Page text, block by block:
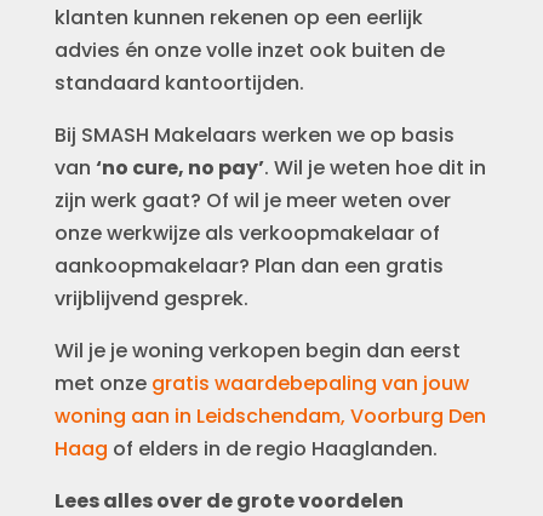
klanten kunnen rekenen op een eerlijk
advies én onze volle inzet ook buiten de
standaard kantoortijden.
Bij SMASH Makelaars werken we op basis
van ‘no cure, no pay’. Wil je weten hoe dit in
zijn werk gaat? Of wil je meer weten over
onze werkwijze als verkoopmakelaar of
aankoopmakelaar? Plan dan een gratis
vrijblijvend gesprek.
Wil je je woning verkopen begin dan eerst
met onze gratis waardebepaling van jouw
woning aan in Leidschendam, Voorburg Den
Haag of elders in de regio Haaglanden.
Lees alles over de grote voordelen